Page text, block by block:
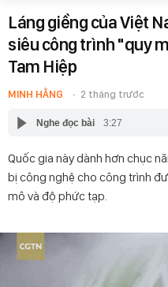
Láng giềng của Việt
siêu công trình "quy
Tam Hiệp
MINH HẰNG 2 tháng trước
Nghe đọc bài 3:27
Quốc gia này dành hơn chục
bị công nghệ cho công trình
mô và độ phức tạp.